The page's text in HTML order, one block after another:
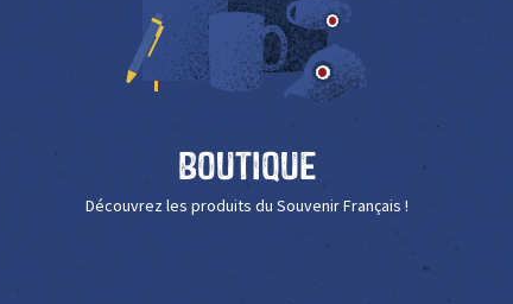
Boutique
Découvrez les produits du Souvenir Français !